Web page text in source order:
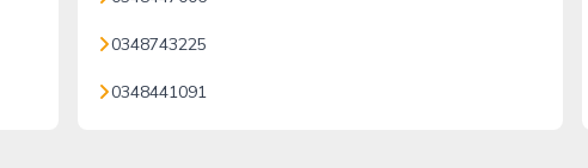
0348743225
0348441091